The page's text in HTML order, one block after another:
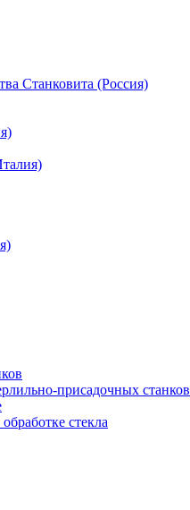
Станковита (Россия)
присадочных станков
стекла